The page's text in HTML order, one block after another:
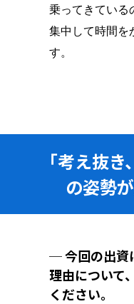
乗ってきている
集中して時間を
す。
「考え抜
の姿勢
─ 今回の出資
理由について
ください。